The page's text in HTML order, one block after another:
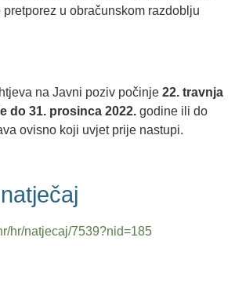
pretporez u obračunskom razdoblju
na Javni poziv počinje 22. travnja
do 31. prosinca 2022. godine ili do
ovisno koji uvjet prije nastupi.
hr/natjecaj/7539?nid=185